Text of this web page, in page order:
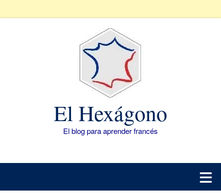
El Hexágono
El blog para aprender francés